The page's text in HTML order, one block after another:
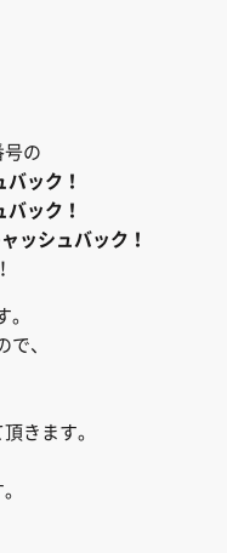
の
バック！
バック！
ッシュバック！
。
で、
きます。